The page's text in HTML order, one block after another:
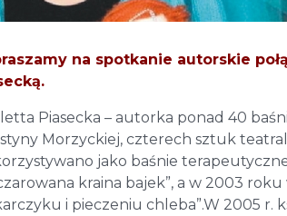
na spotkanie autorskie
Piasecka – autorka ponad 40
Morzyckiej, czterech sztuk
jako baśnie
kraina bajek”, a w 2003
i pieczeniu chleba”.W 2005 r.